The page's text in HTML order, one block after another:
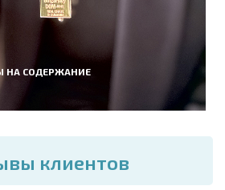
НА СОДЕРЖАНИЕ
клиентов